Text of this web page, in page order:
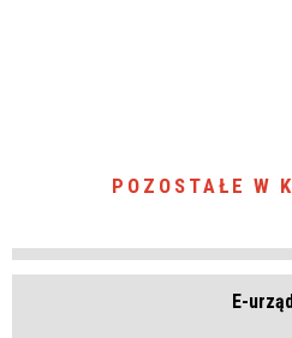
POZOSTAŁE W
E-urząd